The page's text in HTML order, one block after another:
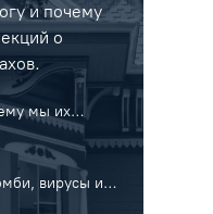
и почему
о
мы их
вирусы и